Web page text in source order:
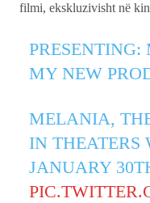
filmi, ekskluzivisht në
PRESENTING:
MY NEW
MELANIA,
IN THEATERS
JANUARY